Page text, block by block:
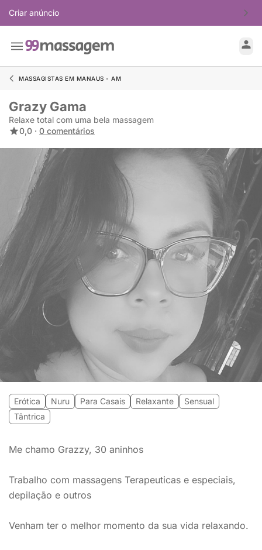
Criar anúncio
MASSAGISTAS EM MANAUS - AM
Grazy Gama
Relaxe total com uma bela massagem
0,0 · 0 comentários
Erótica Nuru Para Casais Relaxante
Sensual
Tântrica
Me chamo Grazzy, 30 aninhos
Trabalho com massagens Terapeuticas e especiais,
depilação e outros
Venham ter o melhor momento da sua vida relaxando.